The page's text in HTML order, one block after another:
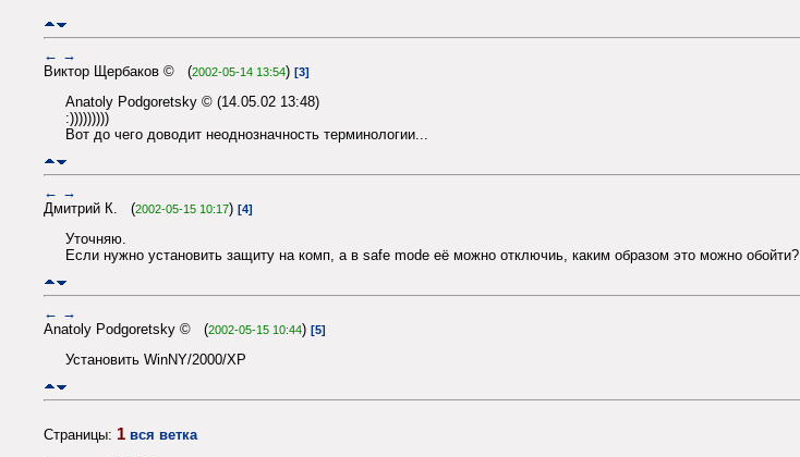
← →
Виктор Щербаков © (2002-05-14 13:54) [3]
Anatoly Podgoretsky © (14.05.02 13:48)
:)))))))))
Вот до чего доводит неоднозначность терминологии...
← →
Дмитрий К. (2002-05-15 10:17) [4]
Уточняю.
Если нужно установить защиту на комп, а в safe mode её можно отключиь, каким образом это можно обойти?
← →
Anatoly Podgoretsky © (2002-05-15 10:44) [5]
Установить WinNY/2000/XP
Страницы: 1 вся ветка